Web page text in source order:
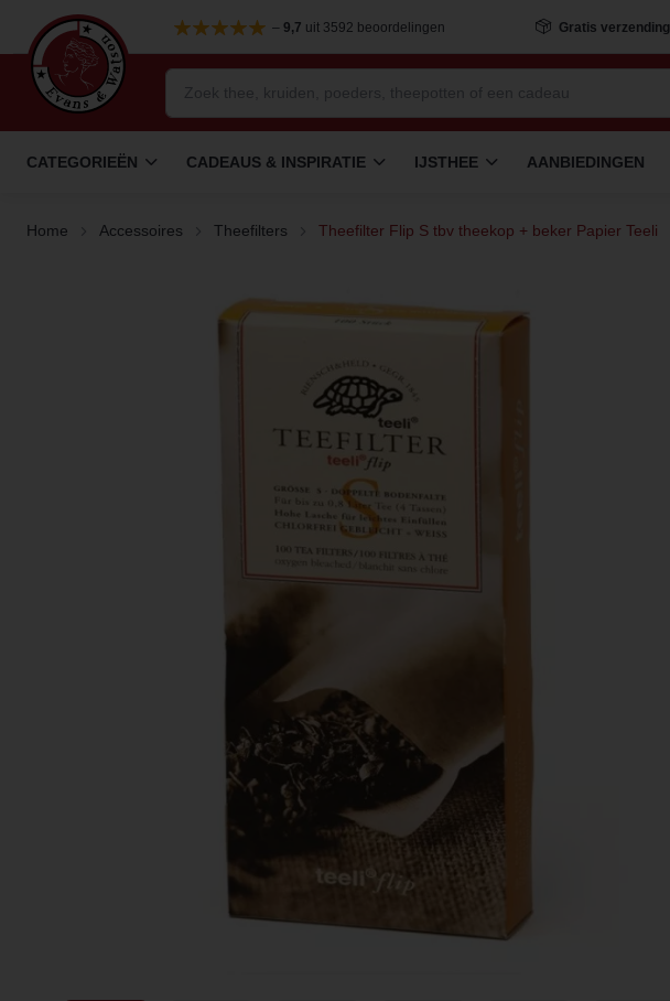
– 9,7 uit 3592 beoordelingen Gratis verzending
CATEGORIEËN CADEAUS & INSPIRATIE IJSTHEE AANBIEDINGEN
Home Accessoires Theefilters Theefilter Flip S tbv theekop + beker Papier Teeli